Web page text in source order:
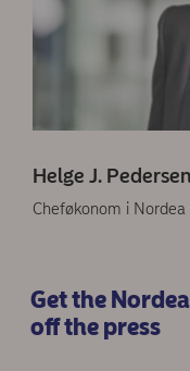
Helge J.
Cheføkonom i Nordea
Get the
off the press